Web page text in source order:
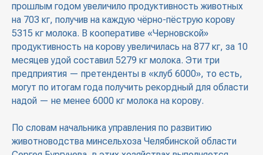
прошлым годом увеличило продуктивность животных
на 703 кг, получив на каждую чёрно-пёструю корову
5315 кг молока. В кооперативе «Черновской»
продуктивность на корову увеличилась на 877 кг, за 10
месяцев удой составил 5279 кг молока. Эти три
предприятия — претенденты в «клуб 6000», то есть,
могут по итогам года получить рекордный для области
надой — не менее 6000 кг молока на корову.
По словам начальника управления по развитию
животноводства минсельхоза Челябинской области